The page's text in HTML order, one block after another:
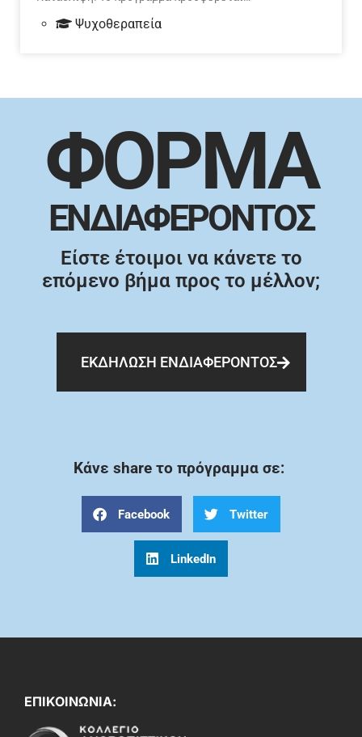
Ψυχοθεραπεία
ΦΟΡΜΑ
ΕΝΔΙΑΦΕΡΟΝΤΟΣ
Είστε έτοιμοι να κάνετε το
επόμενο βήμα προς το μέλλον;
ΕΚΔΗΛΩΣΗ ΕΝΔΙΑΦΕΡΟΝΤΟΣ
Κάνε share το πρόγραμμα σε:
Facebook Twitter
LinkedIn
ΕΠΙΚΟΙΝΩΝΙΑ: